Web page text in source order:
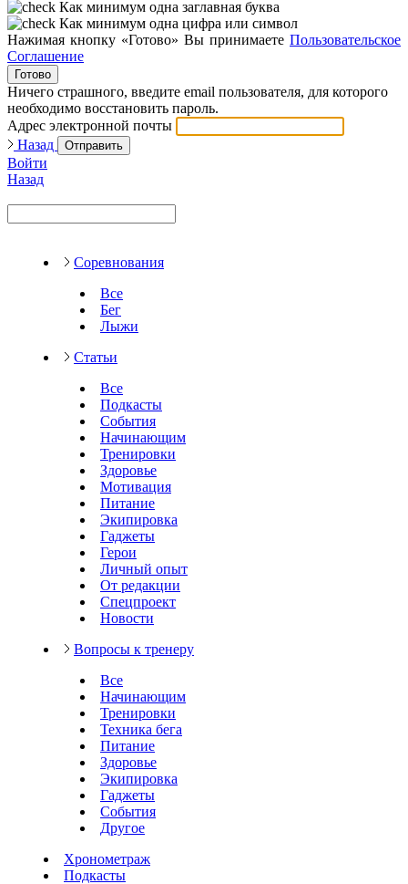
Как минимум одна заглавная буква
Как минимум одна цифра или символ
Нажимая кнопку «Готово» Вы принимаете Пользовательское
Соглашение
Готово
Ничего страшного, введите email пользователя, для которого
необходимо восстановить пароль.
Адрес электронной почты
Назад
Отправить
Войти
Назад
Соревнования
Все
Бег
Лыжи
Статьи
Все
Подкасты
События
Начинающим
Тренировки
Здоровье
Мотивация
Питание
Экипировка
Гаджеты
Герои
Личный опыт
От редакции
Спецпроект
Новости
Вопросы к тренеру
Все
Начинающим
Тренировки
Техника бега
Питание
Здоровье
Экипировка
Гаджеты
События
Другое
Хронометраж
Подкасты